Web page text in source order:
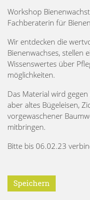
Workshop
Fachberaterin für
Wir entdecken die
Bienenwachses, stellen
Wissenswertes über
möglichkeiten.
Das Material wird
aber altes Bügeleisen,
vorgewaschener
mitbringen.
Bitte bis 06.02.23
Speichern